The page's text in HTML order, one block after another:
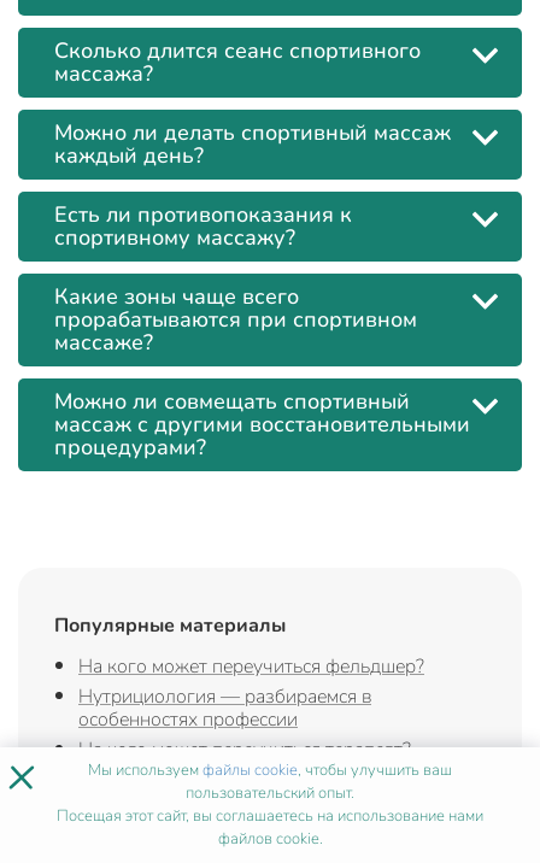
Сколько длится сеанс спортивного
массажа?
Можно ли делать спортивный массаж
каждый день?
Есть ли противопоказания к
спортивному массажу?
Какие зоны чаще всего
прорабатываются при спортивном
массаже?
Можно ли совмещать спортивный
массаж с другими восстановительными
процедурами?
Популярные материалы
На кого может переучиться фельдшер?
Нутрициология — разбираемся в
особенностях профессии
На кого может переучиться терапевт?
Обучение биологов и химиков-экспертов
× Мы используемфайлы cookie, чтобы улучшить ваш
пользовательский опыт.
Посещая этот сайт, вы соглашаетесь на использование нами
файлов cookie.